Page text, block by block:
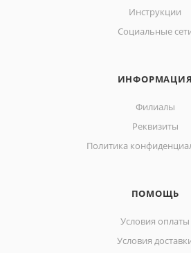
Инструкции
Социальные
ИНФОРМАЦИЯ
Филиалы
Реквизиты
Политика
ПОМОЩЬ
Условия оплаты
Условия